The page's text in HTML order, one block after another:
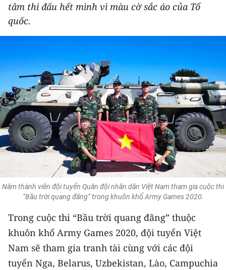
THẾ GIỚI
THỂ THAO
GIÁO DỤC
Y TẾ
KHOA HỌC - CÔNG NGHỆ
MÔI TRƯỜNG
BẠN ĐỌC
KIỂM CHỨNG THÔNG TIN
54 DÂN TỘC VIỆT NAM
CHƯƠNG TRÌNH OCOP - MỖI XÃ
tâm thi đấu hết mình vì màu cờ sắc áo của Tổ
quốc.
Năm thành viên đội tuyển Quân đội nhân dân Việt Nam tham gia cuộc thi
“Bầu trời quang đãng” trong khuôn khổ Army Games 2020.
Trong cuộc thi “Bầu trời quang đãng” thuộc
khuôn khổ Army Games 2020, đội tuyển Việt
Nam sẽ tham gia tranh tài cùng với các đội
tuyển Nga, Belarus, Uzbekistan, Lào, Campuchia